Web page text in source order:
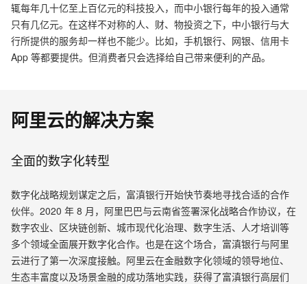
辄每年几十亿至上百亿元的科技投入，而中小银行每年的投入通常
只有几亿元。在这样不对称的人、财、物投资之下，中小银行与大
行所提供的服务却一样也不能少。比如，手机银行、网银、信用卡
App 等都要提供。但消费者只会选择给自己带来便利的产品。
阿里云的解决方案
全面的数字化转型
数字化战略规划谋定之后，富滇银行开始快节奏地寻找合适的合作
伙伴。2020 年 8 月，阿里巴巴与云南省签署深化战略合作协议，在
数字农业、区块链创新、城市现代化治理、数字生活、人才培训等
多个领域全面展开数字化合作。也是在这个场合，富滇银行与阿里
云进行了第一次深度接触。阿里云在金融数字化领域的领导地位、
生态丰富度以及场景金融的成功落地实践，获得了富滇银行高层们